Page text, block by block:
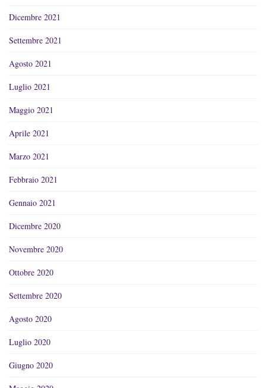
Dicembre 2021
Settembre 2021
Agosto 2021
Luglio 2021
Maggio 2021
Aprile 2021
Marzo 2021
Febbraio 2021
Gennaio 2021
Dicembre 2020
Novembre 2020
Ottobre 2020
Settembre 2020
Agosto 2020
Luglio 2020
Giugno 2020